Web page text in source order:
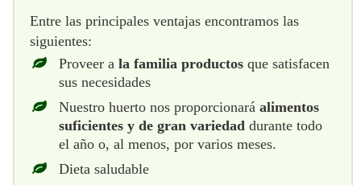
Entre las principales ventajas encontramos las
siguientes:
Proveer a la familia productos que satisfacen
sus necesidades
Nuestro huerto nos proporcionará alimentos
suficientes y de gran variedad durante todo
el año o, al menos, por varios meses.
Dieta saludable